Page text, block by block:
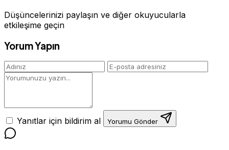
Düşüncelerinizi paylaşın ve diğer okuyucularla
etkileşime geçin
Yorum Yapın
Yanıtlar için bildirim al Yorumu Gönder